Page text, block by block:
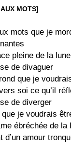
MOTS]
mots que je
pleine de la lune
de divaguer
que je
soi ce qu’il
de diverger
je voudrais
ébréchée de la
d’un amour